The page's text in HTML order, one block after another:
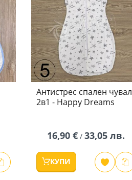
Антистрес спален чувал
2в1 - Happy Dreams
16,90 €/ 33,05 лв.
КУПИ